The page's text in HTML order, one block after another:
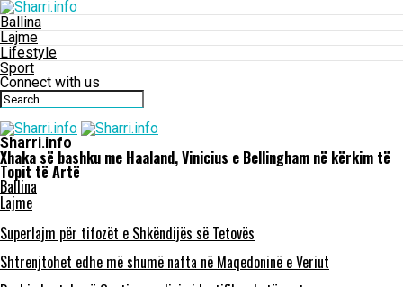
Ballina
Lajme
Lifestyle
Sport
Connect with us
Sharri.info
Xhaka së bashku me Haaland, Vinicius e Bellingham në kërkim të
Topit të Artë
Ballina
Lajme
Superlajm për tifozët e Shkëndijës së Tetovës
Shtrenjtohet edhe më shumë nafta në Maqedoninë e Veriut